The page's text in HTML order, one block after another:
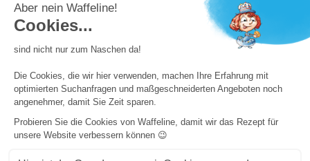
Campingplatz Fréjus
Campingplätze in Camargue
OK
Copyright Capfun 2026 ©
Camping-Pass